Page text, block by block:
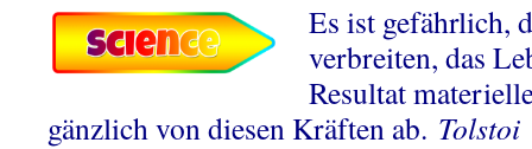
Es ist gefährlich,
verbreiten, das
Resultat
gänzlich von diesen Kräften ab. Tolstoi